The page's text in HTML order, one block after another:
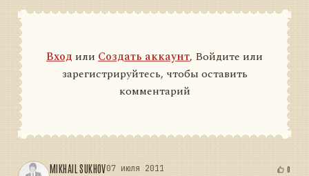
Вход или Создать аккаунт, Войдите или
зарегистрируйтесь, чтобы оставить
комментарий
MIKHAIL SUKHOV07 июля 2011 0